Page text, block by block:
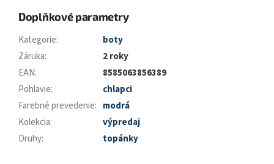
Doplňkové parametry
Kategorie:
boty
Záruka:
2 roky
EAN:
8585063856389
Pohlavie:
chlapci
Farebné prevedenie: modrá
Kolekcia:
výpredaj
Druhy: topánky